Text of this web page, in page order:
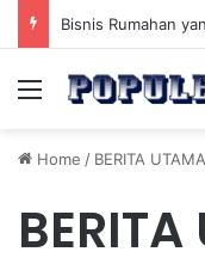
Menu
Home / BERITA UTAMA